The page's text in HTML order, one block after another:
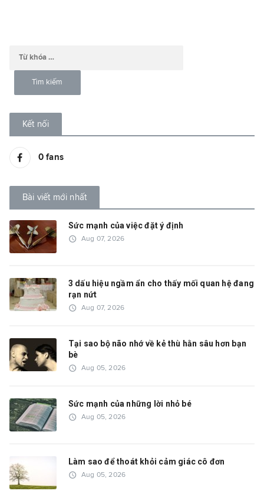
Kết nối
0fans
Bài viết mới nhất
Sức mạnh của việc đặt ý định
access_time Aug 07, 2026
3 dấu hiệu ngầm ẩn cho thấy mối quan hệ đang
rạn nứt
access_time Aug 07, 2026
Tại sao bộ não nhớ về kẻ thù hằn sâu hơn bạn
bè
access_time Aug 05, 2026
Sức mạnh của những lời nhỏ bé
access_time Aug 05, 2026
Làm sao để thoát khỏi cảm giác cô đơn
access_time Aug 05, 2026